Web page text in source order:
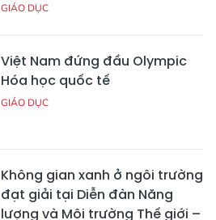
GIÁO DỤC
Việt Nam đứng đầu Olympic
Hóa học quốc tế
GIÁO DỤC
Không gian xanh ở ngôi trường
đạt giải tại Diễn đàn Năng
lượng và Môi trường Thế giới –